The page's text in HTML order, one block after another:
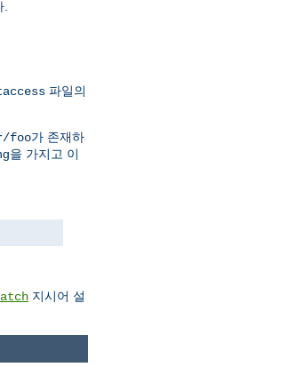
.
파일의
foo가 존재하
을 가지고 이
지시어 설